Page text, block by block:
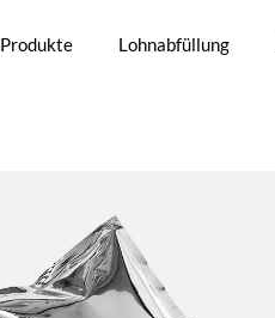
Produkte Lohnabfüllung